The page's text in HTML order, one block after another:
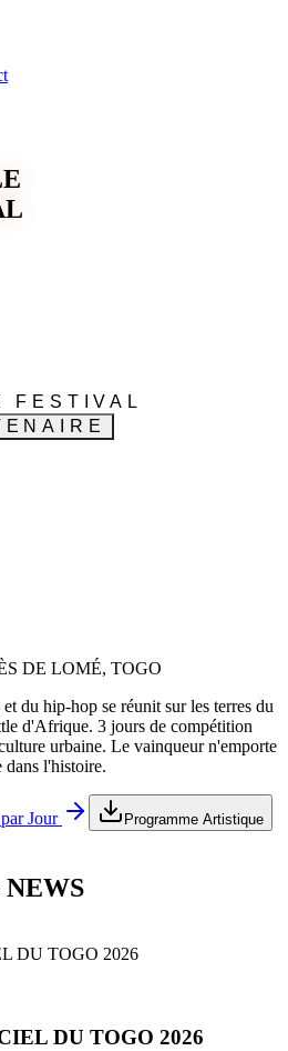
FESTIVAL
DE LOMÉ, TOGO
du hip-hop se réunit sur les terres du
d'Afrique. 3 jours de compétition
urbaine. Le vainqueur n'emporte
dans l'histoire.
Jour Programme Artistique
DU TOGO 2026